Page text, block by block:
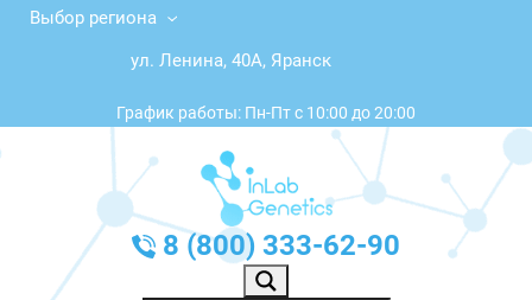
Выбор региона
ул. Ленина, 40А, Яранск
График работы: Пн-Пт с 10:00 до 20:00
8 (800) 333-62-90